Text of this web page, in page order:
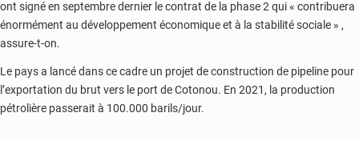
ont signé en septembre dernier le contrat de la phase 2 qui « contribuera
énormément au développement économique et à la stabilité sociale » ,
assure-t-on.
Le pays a lancé dans ce cadre un projet de construction de pipeline pour
l’exportation du brut vers le port de Cotonou. En 2021, la production
pétrolière passerait à 100.000 barils/jour.